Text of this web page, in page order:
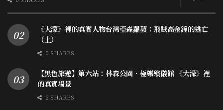
《大濛》裡的真實人物台灣亞森羅蘋：飛賊高金鐘的逃亡
（上）
0 SHARES
【黑色旅遊】第六站：林森公園．極樂殯儀館 《大濛》裡
的真實場景
2 SHARES